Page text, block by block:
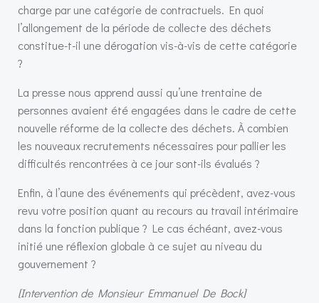
charge par une catégorie de contractuels. En quoi
l’allongement de la période de collecte des déchets
constitue-t-il une dérogation vis-à-vis de cette catégorie
?
La presse nous apprend aussi qu’une trentaine de
personnes avaient été engagées dans le cadre de cette
nouvelle réforme de la collecte des déchets. À combien
les nouveaux recrutements nécessaires pour pallier les
difficultés rencontrées à ce jour sont-ils évalués ?
Enfin, à l’aune des événements qui précèdent, avez-vous
revu votre position quant au recours au travail intérimaire
dans la fonction publique ? Le cas échéant, avez-vous
initié une réflexion globale à ce sujet au niveau du
gouvernement ?
[Intervention de Monsieur Emmanuel De Bock]